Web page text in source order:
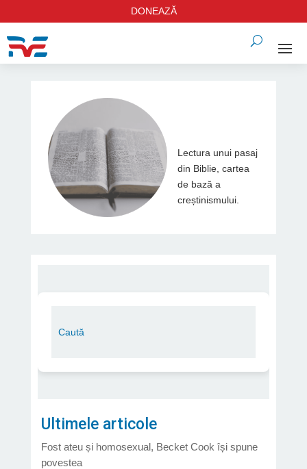
DONEAZĂ
Lectura unui pasaj
din Biblie, cartea
de bază a
creștinismului.
Ultimele articole
Fost ateu și homosexual, Becket Cook își spune
povestea